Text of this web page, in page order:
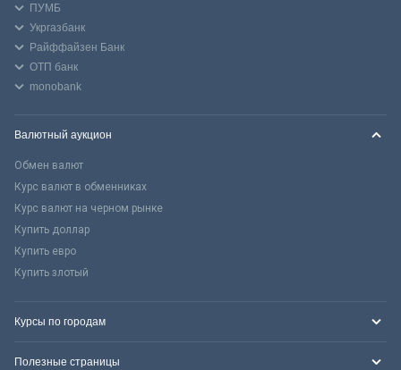
ПУМБ
Укргазбанк
Райффайзен Банк
ОТП банк
monobank
Валютный аукцион
Обмен валют
Курс валют в обменниках
Курс валют на черном рынке
Купить доллар
Купить евро
Купить злотый
Курсы по городам
Полезные страницы